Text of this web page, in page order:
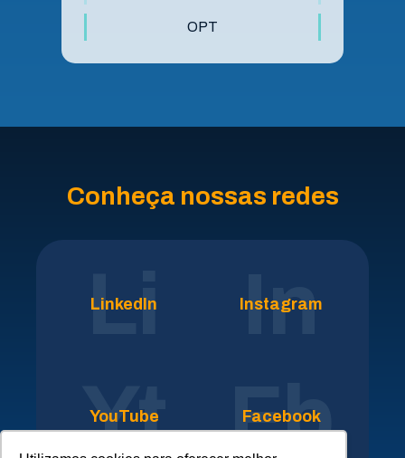
OPT
Conheça nossas redes
Li
LinkedIn In
Instagram
Yt
YouTube Fb
Facebook